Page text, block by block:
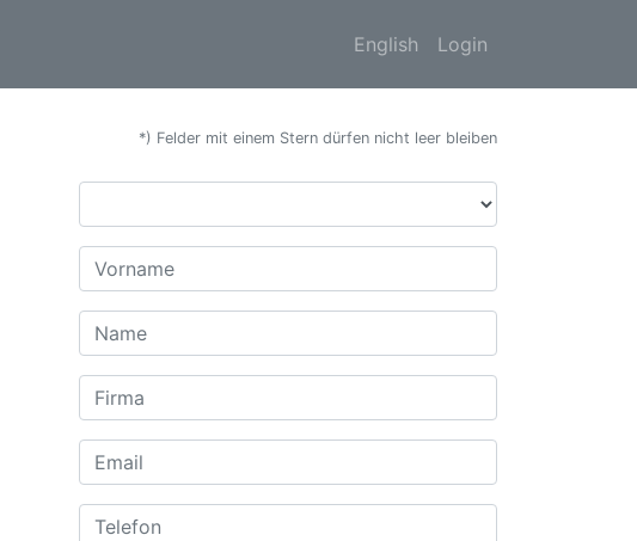
English Login
*) Felder mit einem Stern dürfen nicht leer bleiben